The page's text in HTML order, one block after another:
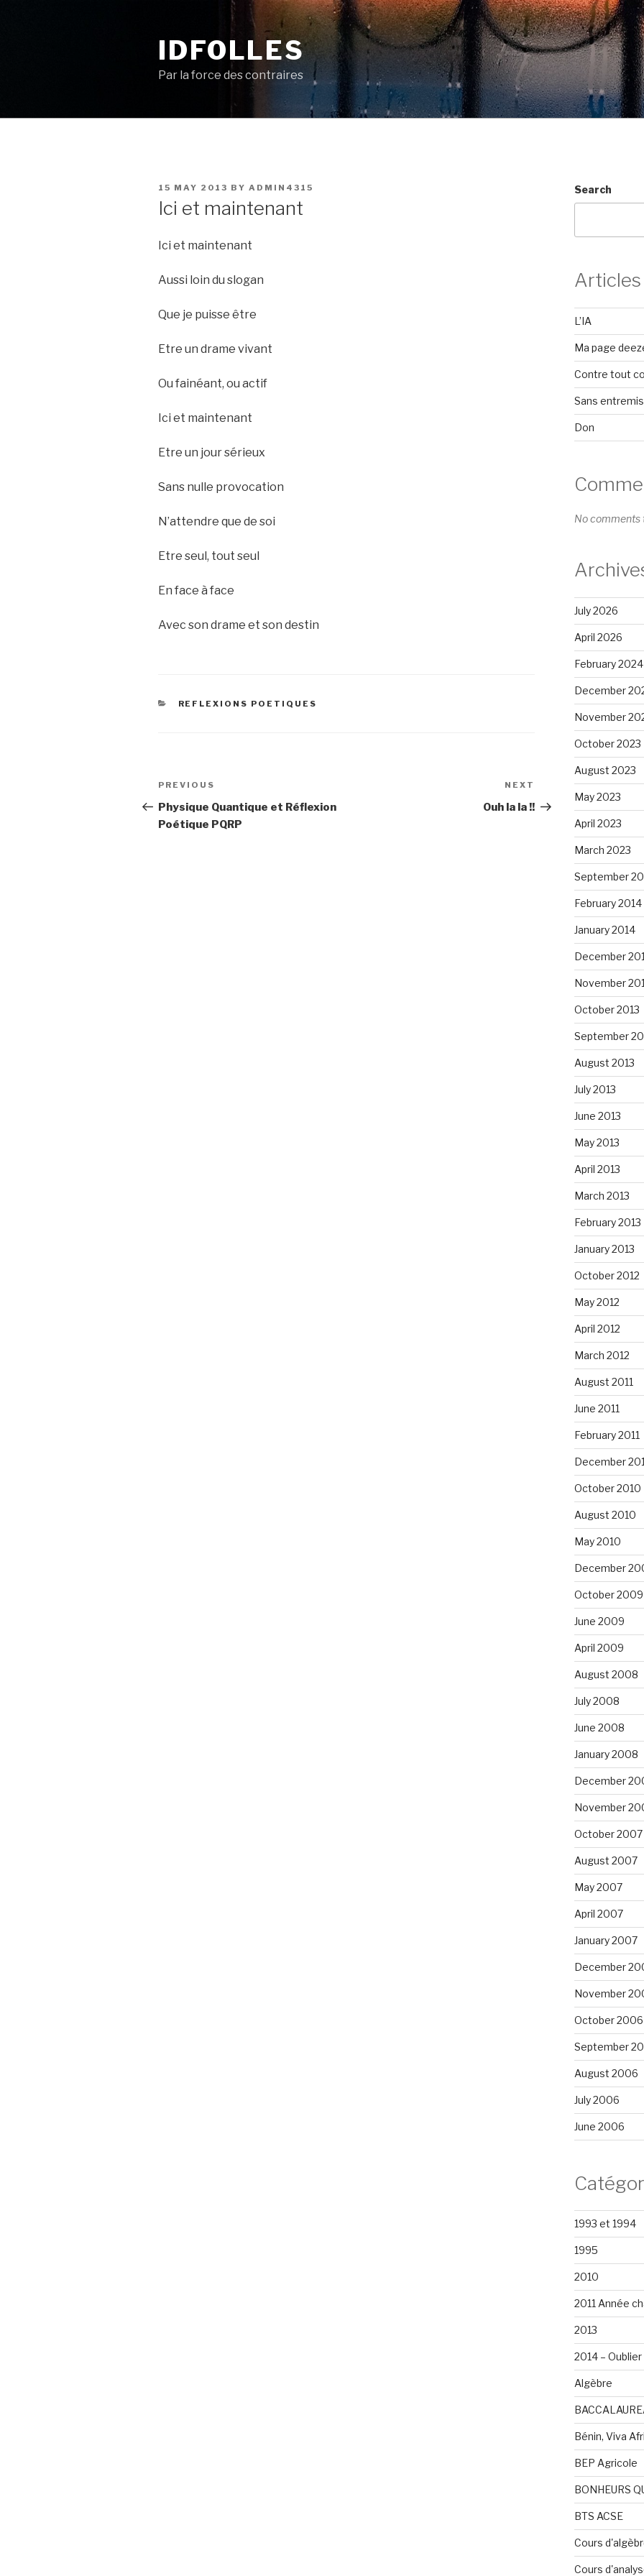
IDFOLLES
Par la force des contraires
POSTED
15 MAY 2013 BY ADMIN4315
Ici et maintenant
Ici et maintenant
Aussi loin du slogan
Que je puisse être
Etre un drame vivant
Ou fainéant, ou actif
Ici et maintenant
Etre un jour sérieux
Sans nulle provocation
N’attendre que de soi
Etre seul, tout seul
En face à face
Avec son drame et son destin
CATEGORIES
REFLEXIONS POETIQUES
Post
navigation
Previous
Post
PREVIOUS
Physique Quantique et Réflexion
Poétique PQRP
Post
NEXT
Ouh la la !!
Search
L’IA
Ma page
Contre tout
Sans
Don
No comments
July 2026
April 2026
February 2024
December
November
October 2023
August 2023
May 2023
April 2023
March 2023
September
February 2014
January 2014
December
November
October 2013
September
August 2013
July 2013
June 2013
May 2013
April 2013
March 2013
February 2013
January 2013
October 2012
May 2012
April 2012
March 2012
August 2011
June 2011
February 2011
December
October 2010
August 2010
May 2010
December
October 2009
June 2009
April 2009
August 2008
July 2008
June 2008
January 2008
December
November
October 2007
August 2007
May 2007
April 2007
January 2007
December
November
October 2006
September
August 2006
July 2006
June 2006
1993 et 1994
1995
2010
2011 Année
2013
2014 –
Algèbre
Bénin, Viva
BEP Agricole
BONHEURS
BTS ACSE
Cours
Cours